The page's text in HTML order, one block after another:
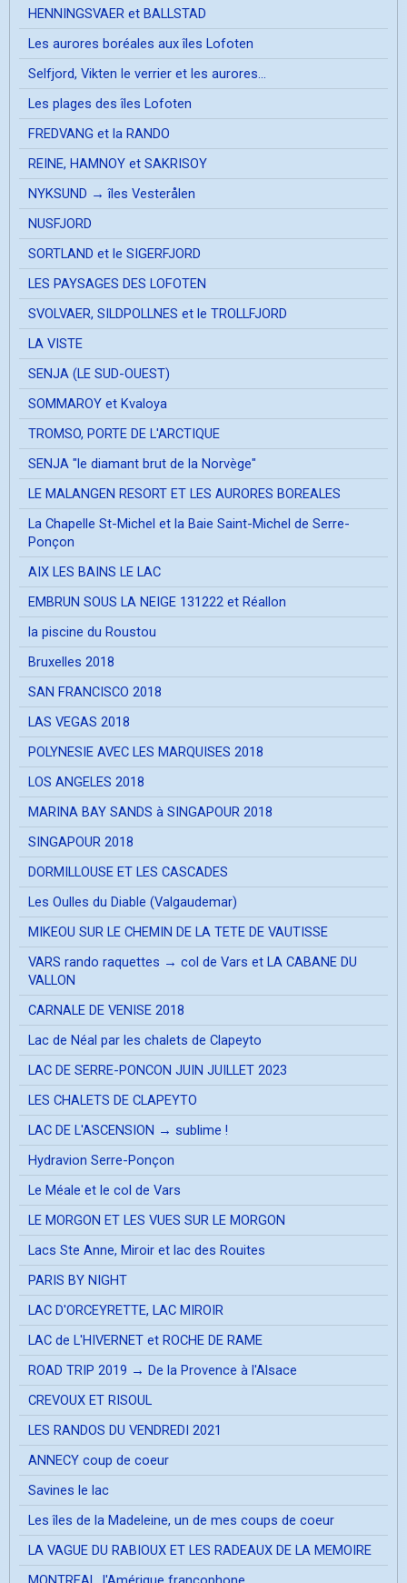
HENNINGSVAER et BALLSTAD
Les aurores boréales aux îles Lofoten
Selfjord, Vikten le verrier et les aurores...
Les plages des îles Lofoten
FREDVANG et la RANDO
REINE, HAMNOY et SAKRISOY
NYKSUND → îles Vesterålen
NUSFJORD
SORTLAND et le SIGERFJORD
LES PAYSAGES DES LOFOTEN
SVOLVAER, SILDPOLLNES et le TROLLFJORD
LA VISTE
SENJA (LE SUD-OUEST)
SOMMAROY et Kvaloya
TROMSO, PORTE DE L'ARCTIQUE
SENJA "le diamant brut de la Norvège"
LE MALANGEN RESORT ET LES AURORES BOREALES
La Chapelle St-Michel et la Baie Saint-Michel de Serre-
Ponçon
AIX LES BAINS LE LAC
EMBRUN SOUS LA NEIGE 131222 et Réallon
la piscine du Roustou
Bruxelles 2018
SAN FRANCISCO 2018
LAS VEGAS 2018
POLYNESIE AVEC LES MARQUISES 2018
LOS ANGELES 2018
MARINA BAY SANDS à SINGAPOUR 2018
SINGAPOUR 2018
DORMILLOUSE ET LES CASCADES
Les Oulles du Diable (Valgaudemar)
MIKEOU SUR LE CHEMIN DE LA TETE DE VAUTISSE
VARS rando raquettes → col de Vars et LA CABANE DU
VALLON
CARNALE DE VENISE 2018
Lac de Néal par les chalets de Clapeyto
LAC DE SERRE-PONCON JUIN JUILLET 2023
LES CHALETS DE CLAPEYTO
LAC DE L'ASCENSION → sublime !
Hydravion Serre-Ponçon
Le Méale et le col de Vars
LE MORGON ET LES VUES SUR LE MORGON
Lacs Ste Anne, Miroir et lac des Rouites
PARIS BY NIGHT
LAC D'ORCEYRETTE, LAC MIROIR
LAC de L'HIVERNET et ROCHE DE RAME
ROAD TRIP 2019 → De la Provence à l'Alsace
CREVOUX ET RISOUL
LES RANDOS DU VENDREDI 2021
ANNECY coup de coeur
Savines le lac
Les îles de la Madeleine, un de mes coups de coeur
LA VAGUE DU RABIOUX ET LES RADEAUX DE LA MEMOIRE